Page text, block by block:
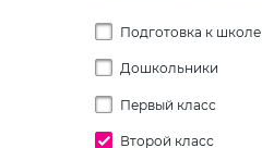
Подготовка к школе
Дошкольники
2 года
3 года
Первый класс
Второй класс